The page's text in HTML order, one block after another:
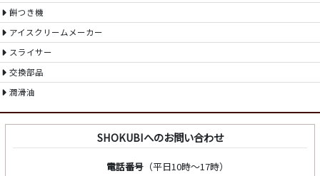
餅つき機
アイスクリームメーカー
スライサー
交換部品
潤滑油
SHOKUBIへのお問い合わせ
電話番号（平日10時～17時）